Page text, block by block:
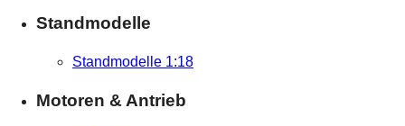
Standmodelle
Standmodelle 1:18
Motoren & Antrieb